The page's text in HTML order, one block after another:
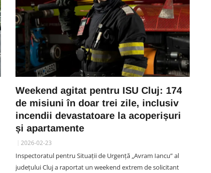
Weekend agitat pentru ISU Cluj: 174
de misiuni în doar trei zile, inclusiv
incendii devastatoare la acoperișuri
și apartamente
2026-02-23
Inspectoratul pentru Situații de Urgență „Avram Iancu” al
județului Cluj a raportat un weekend extrem de solicitant